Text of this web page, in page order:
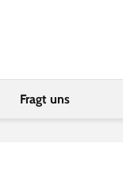
Fragt uns